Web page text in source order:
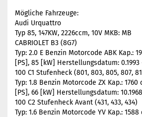
Mögliche Fahrzeuge:
Audi Urquattro
Typ 85, 147KW, 2226ccm, 10V MKB: MB
CABRIOLET B3 (8G7)
Typ: 2.0 E Benzin Motorcode ABK Kap.:
[PS], 85 [kW] Herstellungsdatum: 0.1993
100 C1 Stufenheck (801, 803, 805, 807,
Typ: 1.8 Benzin Motorcode ZX Kap.: 1760
[PS], 66 [kW] Herstellungsdatum: 10.1968
100 C2 Stufenheck Avant (431, 433, 434)
Typ: 1.6 Benzin Motorcode YV Kap.: